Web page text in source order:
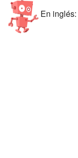
En inglés: